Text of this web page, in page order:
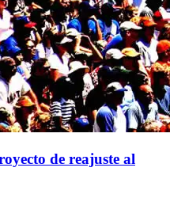
de reajuste al